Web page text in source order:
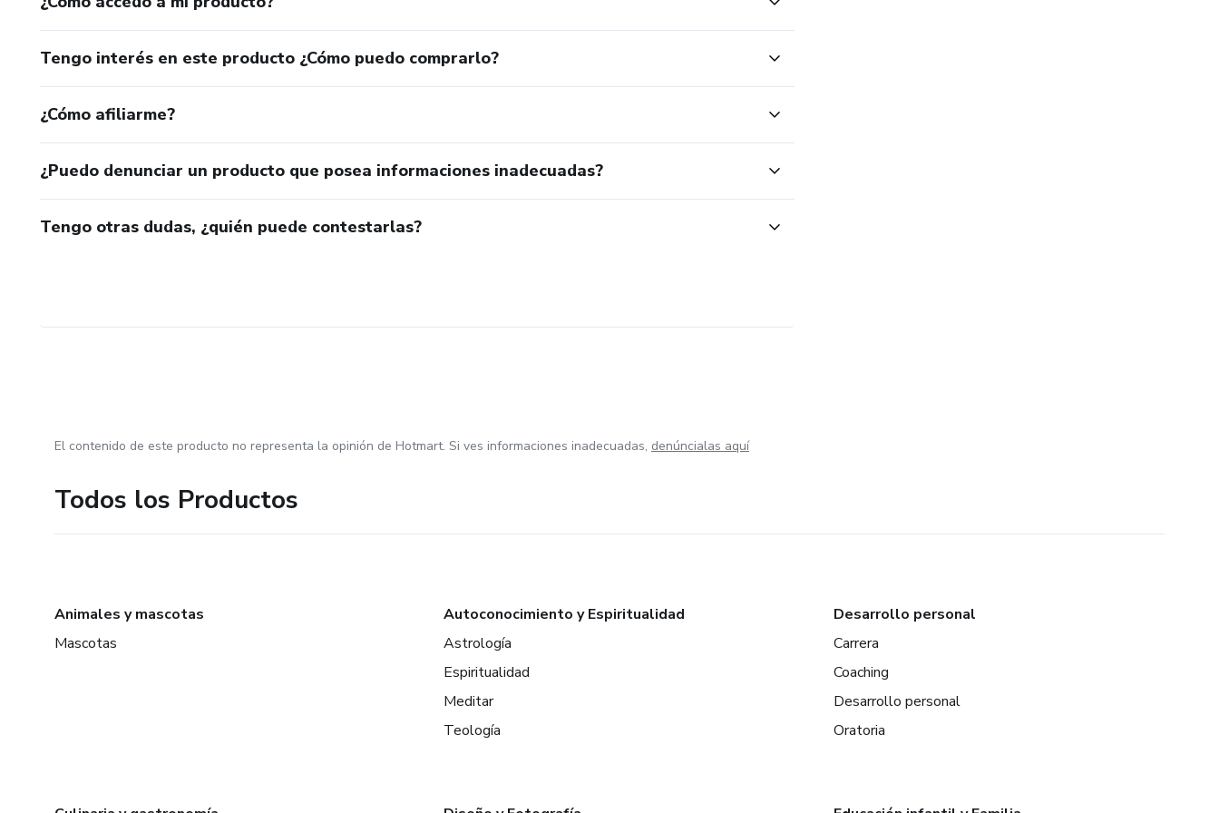
Tengo interés en este producto ¿Cómo puedo comprarlo?
¿Cómo afiliarme?
¿Puedo denunciar un producto que posea informaciones inadecuadas?
Tengo otras dudas, ¿quién puede contestarlas?
El contenido de este producto no representa la opinión de Hotmart. Si ves informaciones inadecuadas, denúncialas aquí
Todos los Productos
Animales y mascotas
Mascotas
Autoconocimiento y Espiritualidad
Astrología
Espiritualidad
Meditar
Teología
Desarrollo personal
Carrera
Coaching
Desarrollo personal
Oratoria